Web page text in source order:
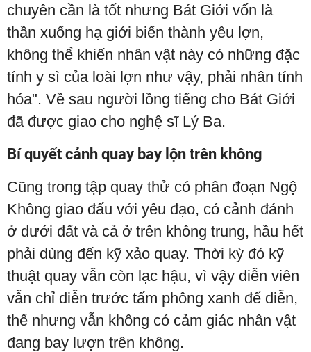
chuyên cần là tốt nhưng Bát Giới vốn là
thần xuống hạ giới biến thành yêu lợn,
không thể khiến nhân vật này có những đặc
tính y sì của loài lợn như vậy, phải nhân tính
hóa". Về sau người lồng tiếng cho Bát Giới
đã được giao cho nghệ sĩ Lý Ba.
Bí quyết cảnh quay bay lộn trên không
Cũng trong tập quay thử có phân đoạn Ngộ
Không giao đấu với yêu đạo, có cảnh đánh
ở dưới đất và cả ở trên không trung, hầu hết
phải dùng đến kỹ xảo quay. Thời kỳ đó kỹ
thuật quay vẫn còn lạc hậu, vì vậy diễn viên
vẫn chỉ diễn trước tấm phông xanh để diễn,
thế nhưng vẫn không có cảm giác nhân vật
đang bay lượn trên không.